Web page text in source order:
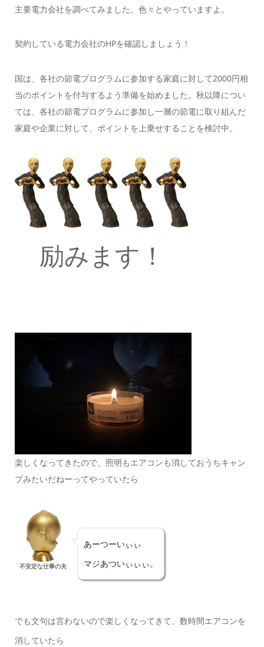
主要電力会社を調べてみました。色々とやっていますよ。
契約している電力会社のHPを確認しましょう！
国は、各社の節電プログラムに参加する家庭に対して2000円相
当のポイントを付与するよう準備を始めました。秋以降につい
ては、各社の節電プログラムに参加し一層の節電に取り組んだ
家庭や企業に対して、ポイントを上乗せすることを検討中。
励みます！
楽しくなってきたので、照明もエアコンも消しておうちキャン
プみたいだねーってやっていたら
不安定な仕事の夫
あーつーいぃぃ
マジあついぃぃぃ。
でも文句は言わないので楽しくなってきて、数時間エアコンを
消していたら